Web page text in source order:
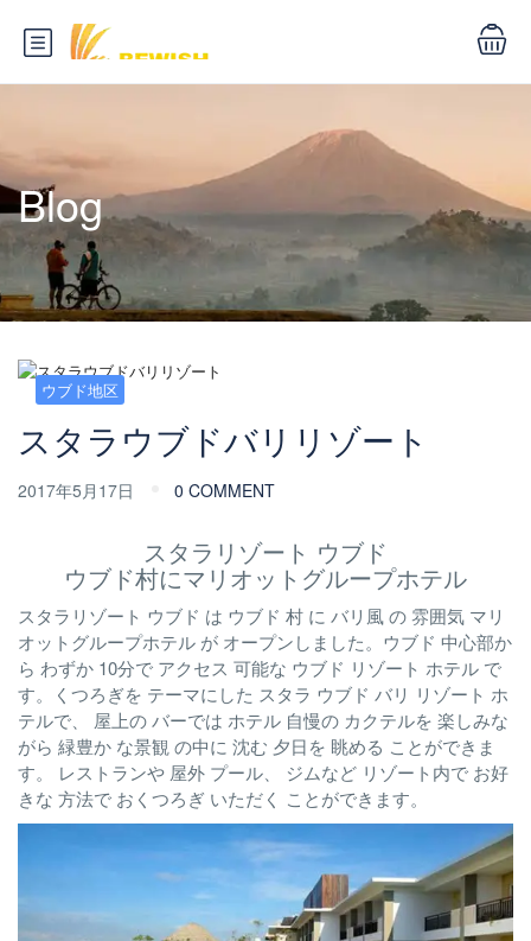
Blog
ウブド地区
スタラウブドバリリゾート
2017年5月17日 0 COMMENT
スタラリゾート ウブド
ウブド村にマリオットグループホテル
スタラリゾート ウブド は ウブド 村 に バリ風 の 雰囲気 マリ
オットグループホテル が オープンしました。ウブド 中心部か
ら わずか 10分で アクセス 可能な ウブド リゾート ホテル で
す。くつろぎを テーマにした スタラ ウブド バリ リゾート ホ
テルで、 屋上の バーでは ホテル 自慢の カクテルを 楽しみな
がら 緑豊か な景観 の中に 沈む 夕日を 眺める ことができま
す。 レストランや 屋外 プール、 ジムなど リゾート内で お好
きな 方法で おくつろぎ いただく ことができます。